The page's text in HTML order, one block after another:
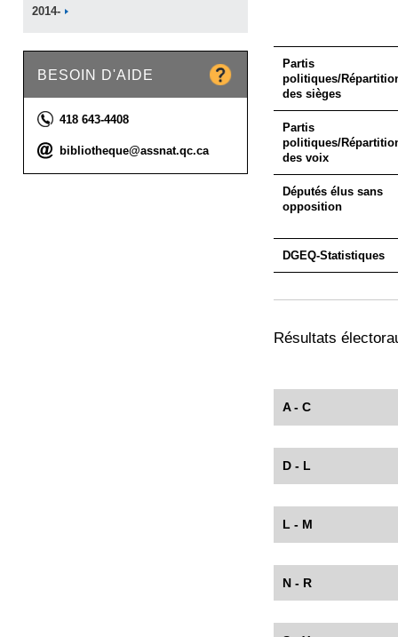
2014-
BESOIN D'AIDE
Téléphone :
418 643-4408
Courriel :
bibliotheque@assnat.qc.ca
Partis
politiques/
des sièges
Partis
politiques/
des voix
Députés élus sans
opposition
DGEQ-Statistiques
Résultats
A - C
D - L
L - M
N - R